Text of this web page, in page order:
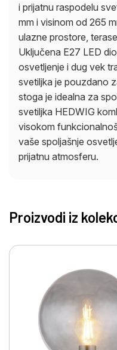
i prijatnu raspodelu
mm i visinom od 265
ulazne prostore,
Uključena E27 LED
osvetljenje i dug vek
svetiljka je pouzdano
stoga je idealna za
svetiljka HEDWIG
visokom
vaše spoljašnje
prijatnu atmosferu.
Proizvodi iz